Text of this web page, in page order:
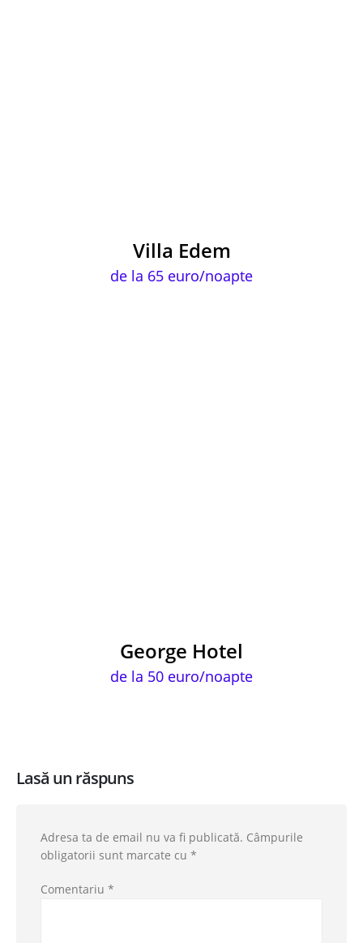
Villa Edem
de la 65 euro/noapte
George Hotel
de la 50 euro/noapte
Lasă un răspuns
Adresa ta de email nu va fi publicată. Câmpurile
obligatorii sunt marcate cu *
Comentariu *